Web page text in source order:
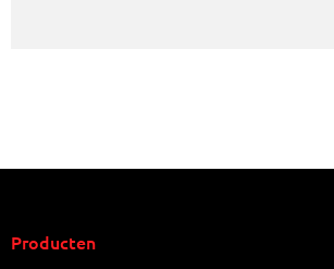
Producten